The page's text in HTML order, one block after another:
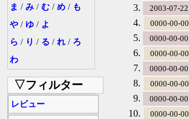
ま / み / む / め / も
や / ゆ / よ
ら / り / る / れ / ろ
わ
▽フィルター
レビュー
2003-07-22
0000-00-00
0000-00-00
0000-00-00
0000-00-00
0000-00-00
0000-00-00
0000-00-00